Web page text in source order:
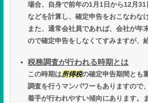
場合、自身で前年の1月1日から12月
などを計算し、確定申告をおこなわな
また、通常会社員であれば、会社が年
ので確定申告をしなくてすみますが、
税務調査が行われる時期とは
この時期は所得税の確定申告期間とも
調査を行うマンパワーもありますので
着手が行われやすい傾向にあります。